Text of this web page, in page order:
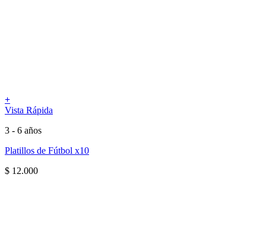
+
Vista Rápida
3 - 6 años
Platillos de Fútbol x10
$ 12.000